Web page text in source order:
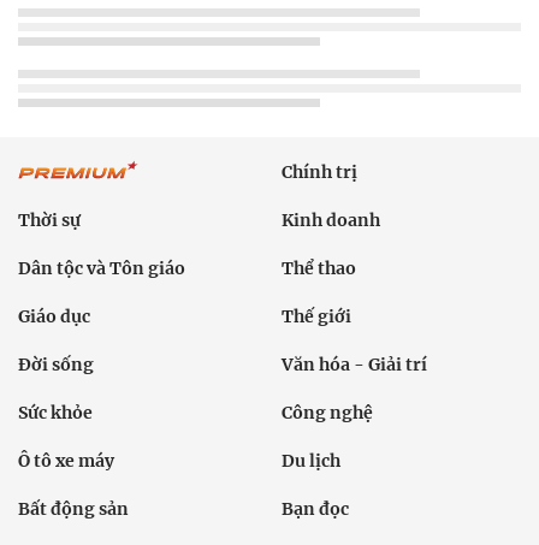
Chính trị
Thời sự Kinh doanh
Dân tộc và Tôn giáo Thể thao
Giáo dục Thế giới
Đời sống Văn hóa - Giải trí
Sức khỏe Công nghệ
Ô tô xe máy Du lịch
Bất động sản Bạn đọc